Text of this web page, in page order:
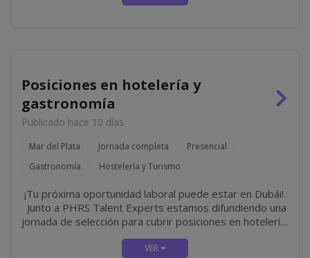
Posiciones en hotelería y
gastronomía
Publicado hace 10 días
Mar del Plata Jornada completa
Presencial
Gastronomía
Hostelería y Turismo
¡Tu próxima oportunidad laboral puede estar en Dubái!
jornada de selección para cubrir posiciones en hotelería
y gastronomía de lujo en Jumeirah, una de las cadenas